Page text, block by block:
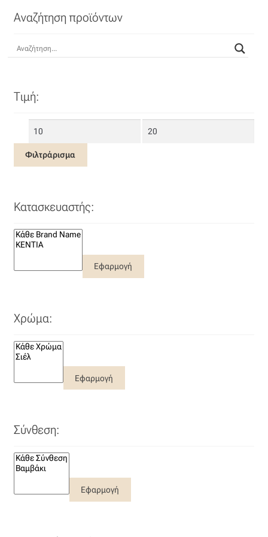
Οργάντζα διπλή
Οργάντζα με κέντημα
Οργάντζα μεταξωτή
Οργάντζα τσαλακωτή
Σενίλ
Ταφτάς (ταυτάς)
Φιλ-κουπέ
Φλάμα
Φόδρα
Αναζήτηση προϊόντων
Τιμή:
Ελάχιστη Μέγιστη
Φιλτράρισμα
Κατασκευαστής:
Εφαρμογή
Χρώμα:
Εφαρμογή
Σύνθεση:
Εφαρμογή